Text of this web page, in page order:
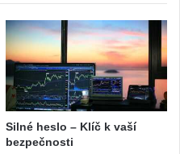
Silné heslo – Klíč k vaší
bezpečnosti